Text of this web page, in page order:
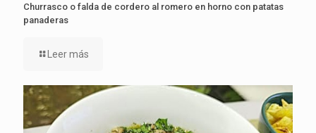
Churrasco o falda de cordero al romero en horno con patatas
panaderas
Leer más